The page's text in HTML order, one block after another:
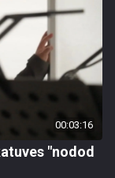
00:03:16
"nodod